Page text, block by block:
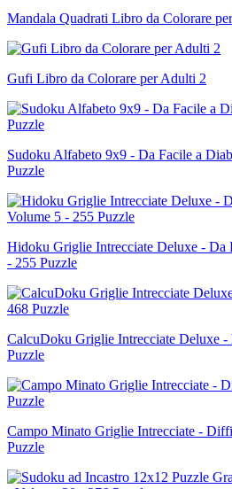
Mandala Quadrati Libro da Colorare
Gufi Libro da Colorare per Adulti 2
Sudoku Alfabeto 9x9 - Da Facile a
Puzzle
Hidoku Griglie Intrecciate Deluxe - Da
- 255 Puzzle
CalcuDoku Griglie Intrecciate Deluxe
Puzzle
Campo Minato Griglie Intrecciate -
Puzzle